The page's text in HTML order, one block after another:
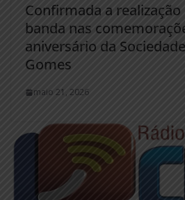
Confirmada a
banda nas
aniversário da
Gomes
maio 21, 2026